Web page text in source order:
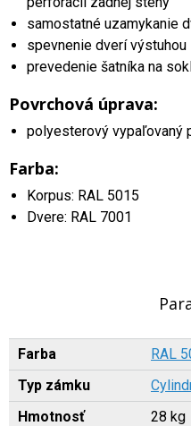
samostatné uzamykanie
spevnenie dverí výstuhou
prevedenie šatníka na
Povrchová úprava:
polyesterový vypaľovaný
Farba:
Korpus: RAL 5015
Dvere: RAL 7001
Farba
RAL
Typ zámku
Hmotnosť
28 kg